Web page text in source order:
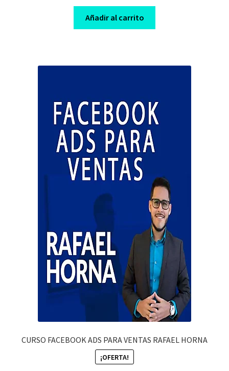
was:
$ 100,00.
is:
$ 10,00.
Añadir al carrito
CURSO FACEBOOK ADS PARA VENTAS RAFAEL HORNA
¡OFERTA!